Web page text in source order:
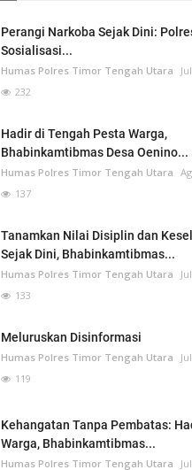
Perangi Narkoba Sejak Dini:
Sosialisasi...
Humas Polres Timor Tengah Utara
232
Hadir di Tengah Pesta Warga,
Bhabinkamtibmas Desa Oenino...
Humas Polres Timor Tengah Utara
137
Tanamkan Nilai Disiplin dan
Sejak Dini, Bhabinkamtibmas...
Humas Polres Timor Tengah Utara
133
Meluruskan Disinformasi
Humas Polres Timor Tengah Utara
119
Kehangatan Tanpa Pembatas:
Warga, Bhabinkamtibmas...
Humas Polres Timor Tengah Utara